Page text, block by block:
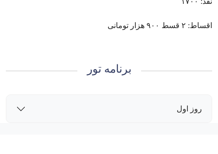
اقساط: ۲ قسط ۹۰۰ هزار تومانی
برنامه تور
روز اول